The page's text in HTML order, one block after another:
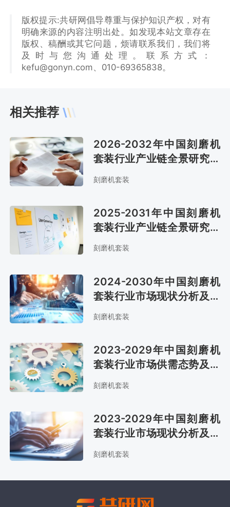
版权提示:共研网倡导尊重与保护知识产权，对有
明确来源的内容注明出处。如发现本站文章存在
版权、稿酬或其它问题，烦请联系我们，我们将
及时与您沟通处理。联系方式：
kefu@gonyn.com、010-69365838。
相关推荐
2026-2032年中国刻磨机
套装行业产业链全景研究及
发展战略咨询报告
刻磨机套装
2025-2031年中国刻磨机
套装行业产业链全景研究及
发展战略咨询报告
刻磨机套装
2024-2030年中国刻磨机
套装行业市场现状分析及市
场趋势预测报告
刻磨机套装
2023-2029年中国刻磨机
套装行业市场供需态势及发
展战略咨询报告
刻磨机套装
2023-2029年中国刻磨机
套装行业市场现状分析及市
场趋势预测报告
刻磨机套装